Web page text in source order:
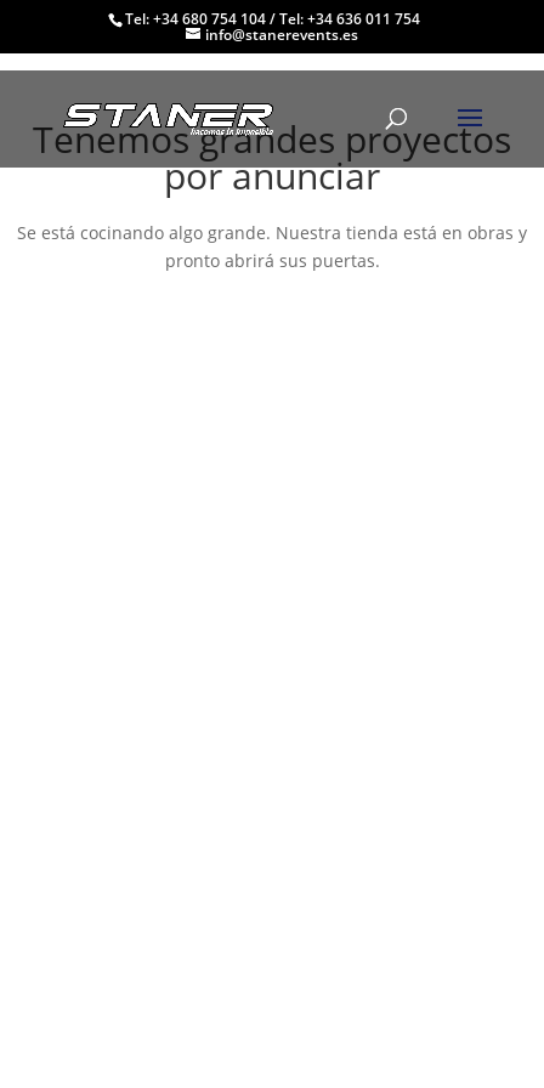
Tel: +34 680 754 104/Tel: +34 636 011 754
info@stanerevents.es
Tenemos grandes proyectos
por anunciar
Se está cocinando algo grande. Nuestra tienda está en obras y
pronto abrirá sus puertas.